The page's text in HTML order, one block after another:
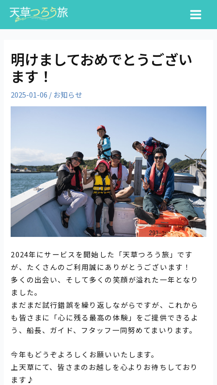
を
Main
Menu
明けましておめでとうござい
ます！
2025-01-06 / お知らせ
2024年にサービスを開始した「天草つろう旅」です
が、たくさんのご利用誠にありがとうございます！
多くの出会い、そして多くの笑顔が溢れた一年となり
ました。
まだまだ試行錯誤を繰り返しながらですが、これから
も皆さまに「心に残る最高の体験」をご提供できるよ
う、船長、ガイド、フタッフ一同努めてまいります。
今年もどうぞよろしくお願いいたします。
上天草にて、皆さまのお越しを心よりお待ちしており
ます♪
投
稿
ナ
ー
シ
ョ
ン
検
索